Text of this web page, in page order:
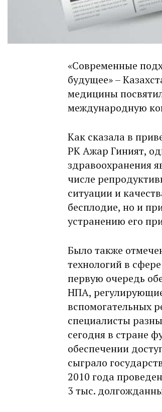
«Современные
будущее» –
медицины
международную
Как сказала в
РК Ажар Гиният,
здравоохранения
числе
ситуации и
бесплодие, но и
устранению его
Было также
технологий в
первую очередь
НПА,
вспомогательных
специалисты
сегодня в стране
обеспечении
сыграло
2010 года
3 тыс.